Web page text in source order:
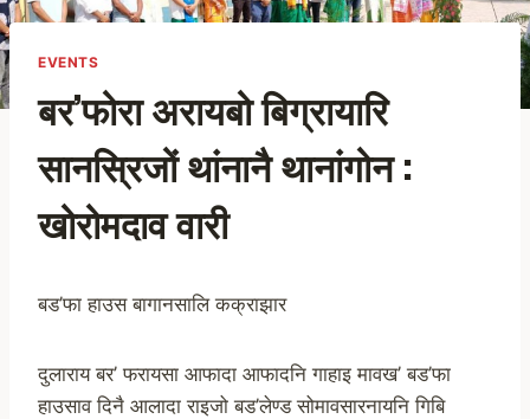
EVENTS
बर’फोरा अरायबो बिग्रायारि
सानस्रिजों थांनानै थानांगोन :
खोरोमदाव वारी
बड’फा हाउस बागानसालि कक्राझार
दुलाराय बर’ फरायसा आफादा आफादनि गाहाइ मावख’ बड’फा
हाउसाव दिनै आलादा राइजो बड’लेण्ड सोमावसारनायनि गिबि